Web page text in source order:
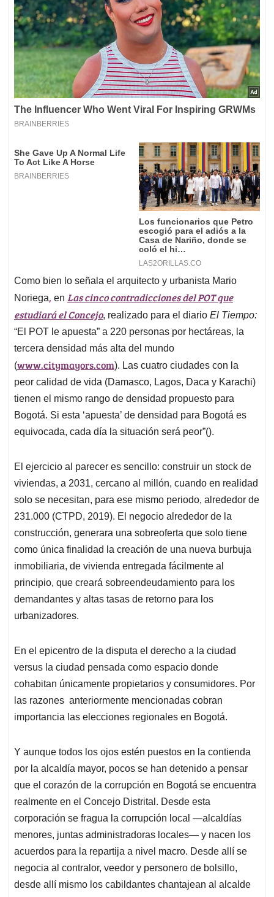
Como bien lo señala el arquitecto y urbanista Mario
Noriega, en Las cinco contradicciones del POT que
estudiará el Concejo, realizado para el diario El Tiempo:
“El POT le apuesta” a 220 personas por hectáreas, la
tercera densidad más alta del mundo
(www.citymayors.com). Las cuatro ciudades con la
peor calidad de vida (Damasco, Lagos, Daca y Karachi)
tienen el mismo rango de densidad propuesto para
Bogotá. Si esta ‘apuesta’ de densidad para Bogotá es
equivocada, cada día la situación será peor”().
El ejercicio al parecer es sencillo: construir un stock de
viviendas, a 2031, cercano al millón, cuando en realidad
solo se necesitan, para ese mismo periodo, alrededor de
231.000 (CTPD, 2019). El negocio alrededor de la
construcción, generara una sobreoferta que solo tiene
como única finalidad la creación de una nueva burbuja
inmobiliaria, de vivienda entregada fácilmente al
principio, que creará sobreendeudamiento para los
demandantes y altas tasas de retorno para los
urbanizadores.
En el epicentro de la disputa el derecho a la ciudad
versus la ciudad pensada como espacio donde
cohabitan únicamente propietarios y consumidores. Por
las razones anteriormente mencionadas cobran
importancia las elecciones regionales en Bogotá.
Y aunque todos los ojos estén puestos en la contienda
por la alcaldía mayor, pocos se han detenido a pensar
que el corazón de la corrupción en Bogotá se encuentra
realmente en el Concejo Distrital. Desde esta
corporación se fragua la corrupción local —alcaldías
menores, juntas administradoras locales— y nacen los
acuerdos para la repartija a nivel macro. Desde allí se
negocia al contralor, veedor y personero de bolsillo,
desde allí mismo los cabildantes chantajean al alcalde